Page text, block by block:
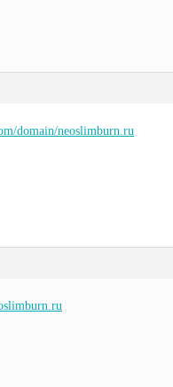
domain/neoslimburn.ru